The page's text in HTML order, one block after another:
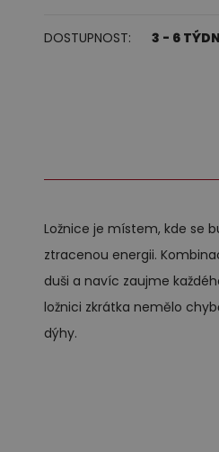
Komody Dětské
DOSTUPNOST: 3 - 6
Ložnice je místem, kde se
ztracenou energii.
duši a navíc zaujme
ložnici zkrátka nemělo
dýhy.